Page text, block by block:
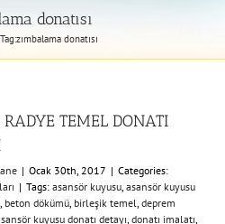
donatısı
Tag:zımbalama donatısı
TEMEL DONATI
| Ocak 30th, 2017 | Categories:
| Tags: asansör kuyusu, asansör kuyusu
, beton dökümü, birleşik temel, deprem
kuyusu donatı detayı, donatı imalatı,